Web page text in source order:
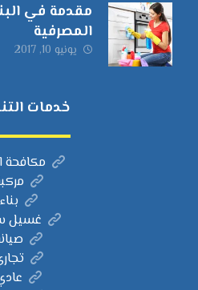
مقدمة في
المصرفية
يونيو 10, 2017
خدمات
مكافحة
بناء
غسيل